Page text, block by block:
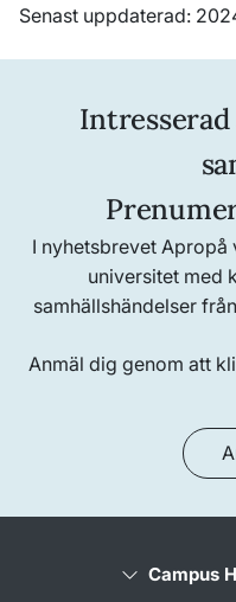
Senast uppdaterad:
I nyhetsbrevet Apropå
universitet med
samhällshändelser
Anmäl dig genom att
Campus